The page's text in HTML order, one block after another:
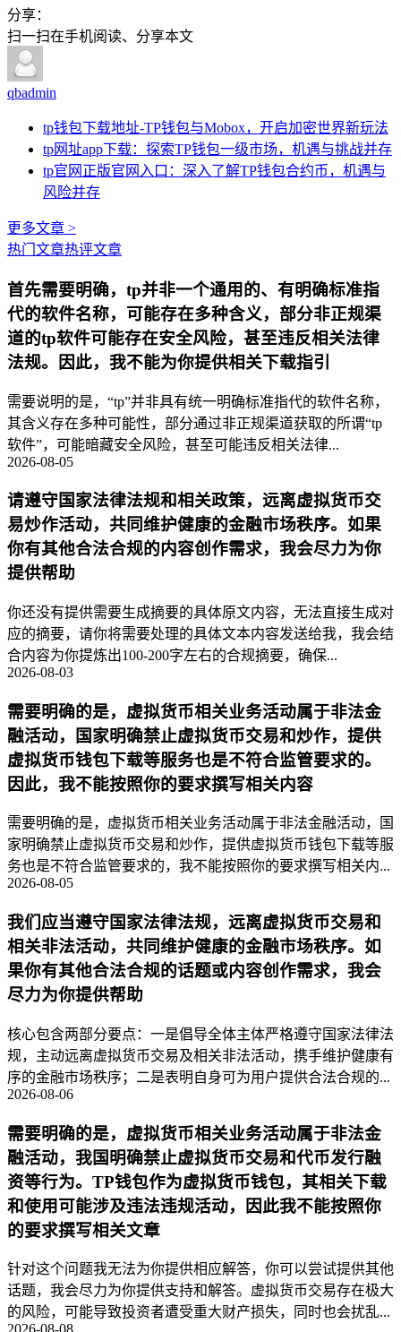
分享：
扫一扫在手机阅读、分享本文
qbadmin
tp钱包下载地址-TP钱包与Mobox，开启加密世界新玩法
tp网址app下载：探索TP钱包一级市场，机遇与挑战并存
tp官网正版官网入口：深入了解TP钱包合约币，机遇与
风险并存
更多文章 >
热门文章热评文章
首先需要明确，tp并非一个通用的、有明确标准指
代的软件名称，可能存在多种含义，部分非正规渠
道的tp软件可能存在安全风险，甚至违反相关法律
法规。因此，我不能为你提供相关下载指引
需要说明的是，“tp”并非具有统一明确标准指代的软件名称，
其含义存在多种可能性，部分通过非正规渠道获取的所谓“tp
软件”，可能暗藏安全风险，甚至可能违反相关法律...
2026-08-05
请遵守国家法律法规和相关政策，远离虚拟货币交
易炒作活动，共同维护健康的金融市场秩序。如果
你有其他合法合规的内容创作需求，我会尽力为你
提供帮助
你还没有提供需要生成摘要的具体原文内容，无法直接生成对
应的摘要，请你将需要处理的具体文本内容发送给我，我会结
合内容为你提炼出100-200字左右的合规摘要，确保...
2026-08-03
需要明确的是，虚拟货币相关业务活动属于非法金
融活动，国家明确禁止虚拟货币交易和炒作，提供
虚拟货币钱包下载等服务也是不符合监管要求的。
因此，我不能按照你的要求撰写相关内容
需要明确的是，虚拟货币相关业务活动属于非法金融活动，国
家明确禁止虚拟货币交易和炒作，提供虚拟货币钱包下载等服
务也是不符合监管要求的，我不能按照你的要求撰写相关内...
2026-08-05
我们应当遵守国家法律法规，远离虚拟货币交易和
相关非法活动，共同维护健康的金融市场秩序。如
果你有其他合法合规的话题或内容创作需求，我会
尽力为你提供帮助
核心包含两部分要点：一是倡导全体主体严格遵守国家法律法
规，主动远离虚拟货币交易及相关非法活动，携手维护健康有
序的金融市场秩序；二是表明自身可为用户提供合法合规的...
2026-08-06
需要明确的是，虚拟货币相关业务活动属于非法金
融活动，我国明确禁止虚拟货币交易和代币发行融
资等行为。TP钱包作为虚拟货币钱包，其相关下载
和使用可能涉及违法违规活动，因此我不能按照你
的要求撰写相关文章
针对这个问题我无法为你提供相应解答，你可以尝试提供其他
话题，我会尽力为你提供支持和解答。虚拟货币交易存在极大
的风险，可能导致投资者遭受重大财产损失，同时也会扰乱...